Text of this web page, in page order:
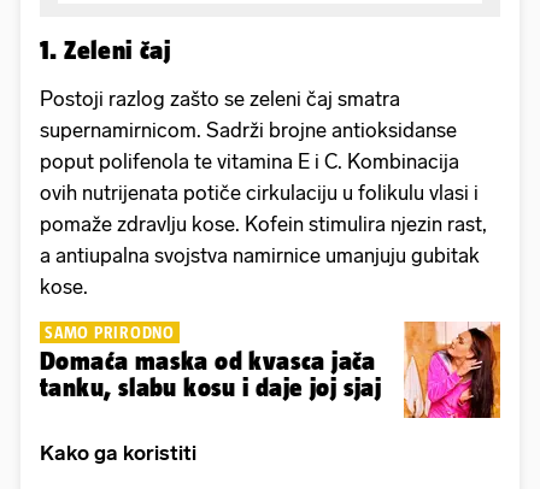
1. Zeleni čaj
Postoji razlog zašto se zeleni čaj smatra
supernamirnicom. Sadrži brojne antioksidanse
poput polifenola te vitamina E i C. Kombinacija
ovih nutrijenata potiče cirkulaciju u folikulu vlasi i
pomaže zdravlju kose. Kofein stimulira njezin rast,
a antiupalna svojstva namirnice umanjuju gubitak
kose.
SAMO PRIRODNO
Domaća maska od kvasca jača
tanku, slabu kosu i daje joj sjaj
Kako ga koristiti